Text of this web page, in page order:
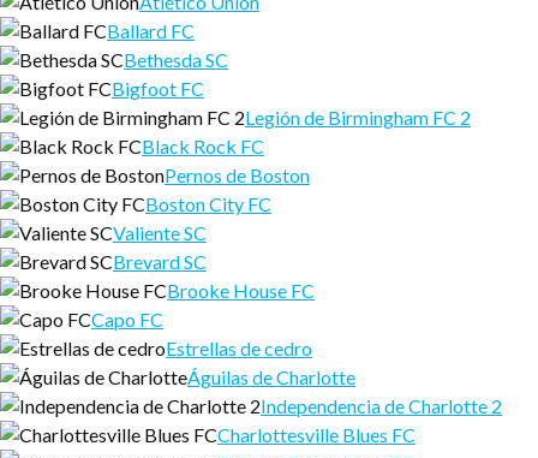
Ballard FC
Bethesda SC
Bigfoot FC
Legión de Birmingham FC 2
Black Rock FC
Pernos de Boston
Boston City FC
Valiente SC
Brevard SC
Brooke House FC
Capo FC
Estrellas de cedro
Águilas de Charlotte
Independencia de Charlotte 2
Charlottesville Blues FC